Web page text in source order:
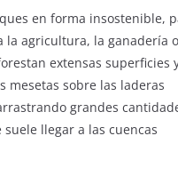
en forma insostenible,
la agricultura, la ganadería
extensas superficies
mesetas sobre las laderas
grandes
llegar a las cuencas